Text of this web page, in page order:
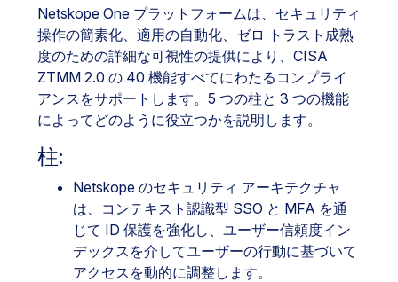
Netskope One プラットフォームは、セキュリティ
操作の簡素化、適用の自動化、ゼロ トラスト成熟
度のための詳細な可視性の提供により、CISA
ZTMM 2.0 の 40 機能すべてにわたるコンプライ
アンスをサポートします。5 つの柱と 3 つの機能
によってどのように役立つかを説明します。
柱:
Netskope のセキュリティ アーキテクチャ
は、コンテキスト認識型 SSO と MFA を通
じて ID 保護を強化し、ユーザー信頼度イン
デックスを介してユーザーの行動に基づいて
アクセスを動的に調整します。